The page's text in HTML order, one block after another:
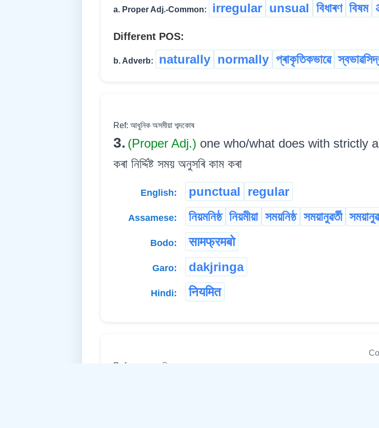
a. Proper Adj.-Common: irregular unsual বিধাৰণ বিষম
Different POS:
b. Adverb: naturally normally প্ৰাকৃতিকভাৱে
Ref: আধুনিক অসমীয়া শব্দকোষ
3. (Proper Adj.) one who/what does with strictly
কৰা নিৰ্দ্দিষ্ট সময় অনুসৰি কাম কৰা
English: punctual regular
Assamese: নিয়মনিষ্ঠ নিয়মীয়া সময়নিষ্ঠ সময়ানুৱৰ্তী
Bodo: सामफ्रमबो
Garo: dakjringa
Hindi: नियमित
Ref: চন্দ্ৰকান্ত অভিধান